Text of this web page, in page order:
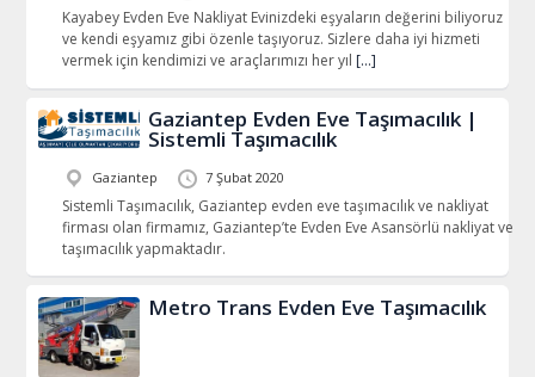
Kayabey Evden Eve Nakliyat Evinizdeki eşyaların değerini biliyoruz
ve kendi eşyamız gibi özenle taşıyoruz. Sizlere daha iyi hizmeti
vermek için kendimizi ve araçlarımızı her yıl […]
Gaziantep Evden Eve Taşımacılık |
Sistemli Taşımacılık
Gaziantep 7 Şubat 2020
Sistemli Taşımacılık, Gaziantep evden eve taşımacılık ve nakliyat
firması olan firmamız, Gaziantep’te Evden Eve Asansörlü nakliyat ve
taşımacılık yapmaktadır.
Metro Trans Evden Eve Taşımacılık